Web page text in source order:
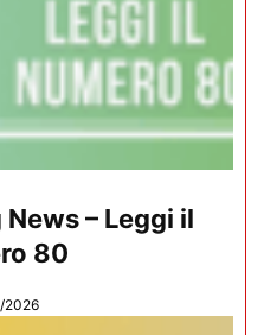
– Leggi il
80
2026